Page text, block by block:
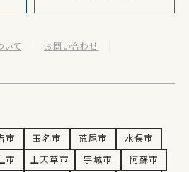
いて お問い合わせ
市 玉名市 荒尾市
水俣市
市 上天草市 宇城市
阿蘇市